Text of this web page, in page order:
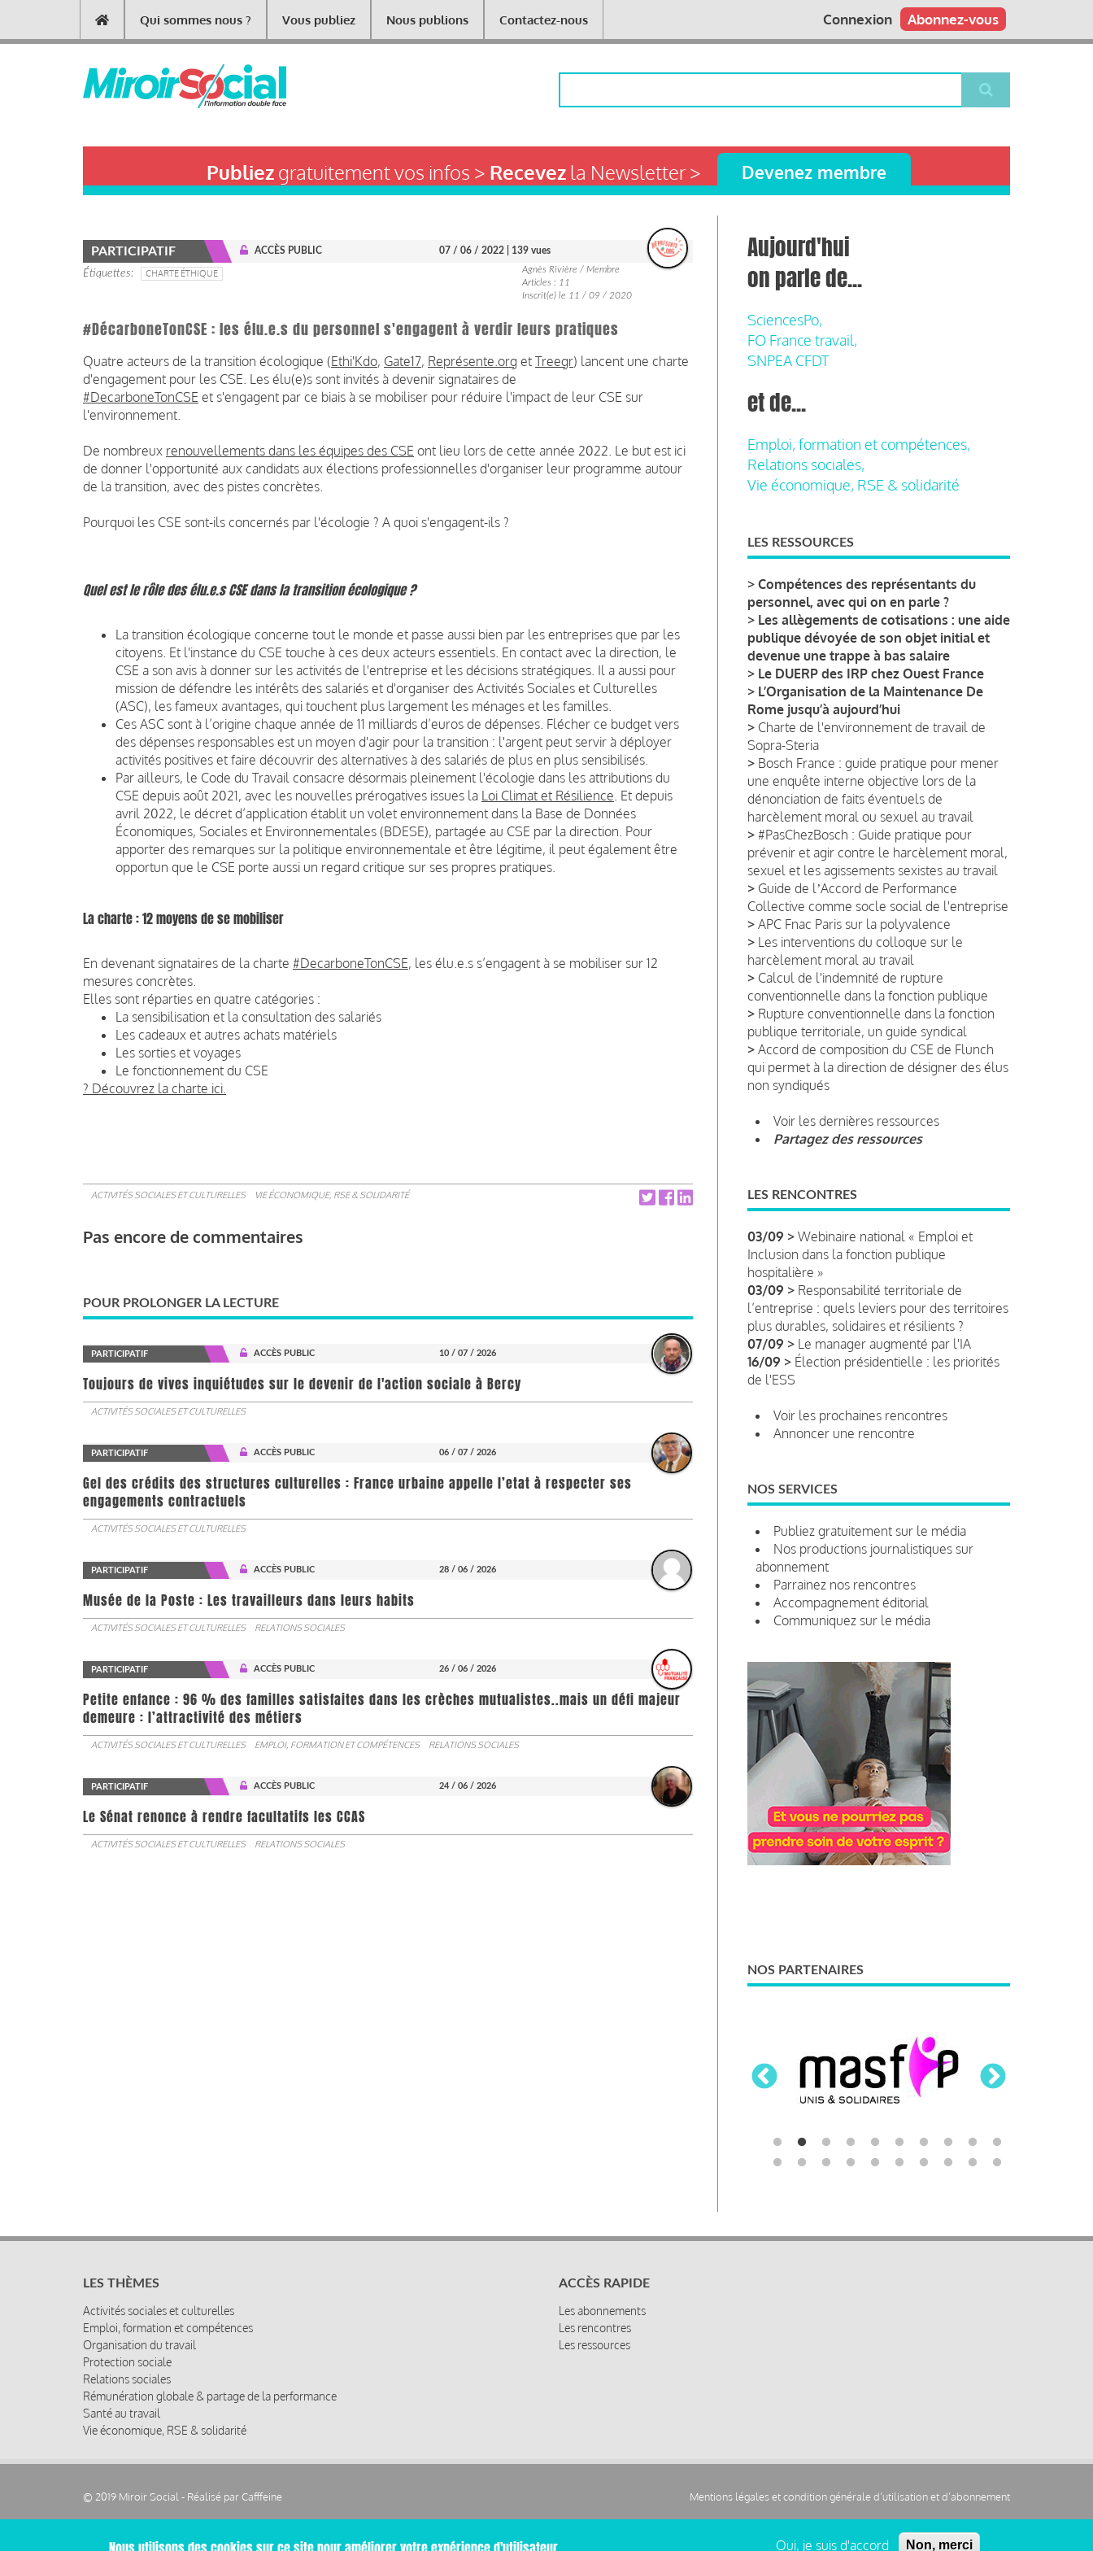
contenu
Main
navigation
Qui sommes nous ? Vous publiez Nous publions Contactez-nous Abonnez-vous
Connexion
Publiezgratuitement vos infos > Recevezla Newsletter > Devenez membre
PARTICIPATIF ACCÈS PUBLIC 07 / 06 / 2022 | 139 vues
Étiquettes CHARTE ÉTHIQUE
Agnès Rivière / Membre
Articles : 11
Inscrit(e) le 11 / 09 / 2020
#DécarboneTonCSE : les élu.e.s du personnel s'engagent à verdir leurs pratiques
Quatre acteurs de la transition écologique (Ethi'Kdo, Gate17, Représente.org et Treegr) lancent une charte
d'engagement pour les CSE. Les élu(e)s sont invités à devenir signataires de
#DecarboneTonCSE et s'engagent par ce biais à se mobiliser pour réduire l'impact de leur CSE sur
l'environnement.
De nombreux renouvellements dans les équipes des CSE ont lieu lors de cette année 2022. Le but est ici
de donner l'opportunité aux candidats aux élections professionnelles d'organiser leur programme autour
de la transition, avec des pistes concrètes.
Pourquoi les CSE sont-ils concernés par l'écologie ? A quoi s'engagent-ils ?
Quel est le rôle des élu.e.s CSE dans la transition écologique ?
La transition écologique concerne tout le monde et passe aussi bien par les entreprises que par les
citoyens. Et l'instance du CSE touche à ces deux acteurs essentiels. En contact avec la direction, le
CSE a son avis à donner sur les activités de l'entreprise et les décisions stratégiques. Il a aussi pour
mission de défendre les intérêts des salariés et d'organiser des Activités Sociales et Culturelles
(ASC), les fameux avantages, qui touchent plus largement les ménages et les familles.
Ces ASC sont à l’origine chaque année de 11 milliards d’euros de dépenses. Flécher ce budget vers
des dépenses responsables est un moyen d'agir pour la transition : l'argent peut servir à déployer
activités positives et faire découvrir des alternatives à des salariés de plus en plus sensibilisés.
Par ailleurs, le Code du Travail consacre désormais pleinement l'écologie dans les attributions du
CSE depuis août 2021, avec les nouvelles prérogatives issues la Loi Climat et Résilience . Et depuis
avril 2022, le décret d’application établit un volet environnement dans la Base de Données
Économiques, Sociales et Environnementales (BDESE), partagée au CSE par la direction. Pour
apporter des remarques sur la politique environnementale et être légitime, il peut également être
opportun que le CSE porte aussi un regard critique sur ses propres pratiques.
La charte : 12 moyens de se mobiliser
En devenant signataires de la charte #DecarboneTonCSE, les élu.e.s s’engagent à se mobiliser sur 12
mesures concrètes.
Elles sont réparties en quatre catégories :
La sensibilisation et la consultation des salariés
Les cadeaux et autres achats matériels
Les sorties et voyages
Le fonctionnement du CSE
? Découvrez la charte ici.
ACTIVITÉS SOCIALES ET CULTURELLES VIE ÉCONOMIQUE, RSE & SOLIDARITÉ
Pas encore de commentaires
POUR PROLONGER LA LECTURE
PARTICIPATIF ACCÈS PUBLIC 10 / 07 / 2026
Toujours de vives inquiétudes sur le devenir de l'action sociale à Bercy
ACTIVITÉS SOCIALES ET CULTURELLES
PARTICIPATIF ACCÈS PUBLIC 06 / 07 / 2026
Gel des crédits des structures culturelles : France urbaine appelle l’etat à respecter ses
engagements contractuels
ACTIVITÉS SOCIALES ET CULTURELLES
PARTICIPATIF ACCÈS PUBLIC 28 / 06 / 2026
Musée de la Poste : Les travailleurs dans leurs habits
ACTIVITÉS SOCIALES ET CULTURELLES RELATIONS SOCIALES
PARTICIPATIF ACCÈS PUBLIC 26 / 06 / 2026
Petite enfance : 96 % des familles satisfaites dans les crèches mutualistes..mais un défi majeur
demeure : l’attractivité des métiers
ACTIVITÉS SOCIALES ET CULTURELLES EMPLOI, FORMATION ET COMPÉTENCES RELATIONS SOCIALES
PARTICIPATIF ACCÈS PUBLIC 24 / 06 / 2026
Le Sénat renonce à rendre facultatifs les CCAS
ACTIVITÉS SOCIALES ET CULTURELLES RELATIONS SOCIALES
Aujourd'hui
on parle de...
SciencesPo,
FO France travail,
SNPEA CFDT
et de...
Emploi, formation et compétences,
Relations sociales,
Vie économique, RSE & solidarité
LES RESSOURCES
> Compétences des représentants du
personnel, avec qui on en parle ?
> Les allègements de cotisations : une aide
publique dévoyée de son objet initial et
devenue une trappe à bas salaire
> Le DUERP des IRP chez Ouest France
> L’Organisation de la Maintenance De
Rome jusqu’à aujourd’hui
> Charte de l'environnement de travail de
Sopra-Steria
> Bosch France : guide pratique pour mener
une enquête interne objective lors de la
dénonciation de faits éventuels de
harcèlement moral ou sexuel au travail
> #PasChezBosch : Guide pratique pour
prévenir et agir contre le harcèlement moral,
sexuel et les agissements sexistes au travail
> Guide de lʼAccord de Performance
Collective comme socle social de l'entreprise
> APC Fnac Paris sur la polyvalence
> Les interventions du colloque sur le
harcèlement moral au travail
> Calcul de l'indemnité de rupture
conventionnelle dans la fonction publique
> Rupture conventionnelle dans la fonction
publique territoriale, un guide syndical
> Accord de composition du CSE de Flunch
qui permet à la direction de désigner des élus
non syndiqués
Voir les dernières ressources
Partagez des ressources
LES RENCONTRES
03/09 > Webinaire national « Emploi et
Inclusion dans la fonction publique
hospitalière »
03/09 > Responsabilité territoriale de
l’entreprise : quels leviers pour des territoires
plus durables, solidaires et résilients ?
07/09 > Le manager augmenté par l'IA
16/09 > Élection présidentielle : les priorités
de l'ESS
Voir les prochaines rencontres
Annoncer une rencontre
NOS SERVICES
Publiez gratuitement sur le média
Nos productions journalistiques sur
abonnement
Parrainez nos rencontres
Accompagnement éditorial
Communiquez sur le média
NOS PARTENAIRES
LES THÈMES
Activités sociales et culturelles
Emploi, formation et compétences
Organisation du travail
Protection sociale
Relations sociales
Rémunération globale & partage de la performance
Santé au travail
Vie économique, RSE & solidarité
ACCÈS RAPIDE
Les abonnements
Les rencontres
Les ressources
© 2019 Miroir Social - Réalisé par Cafffeine
Pied
Mentions légales et condition générale d’utilisation et d’abonnement
Oui, je suis d'accord Non, merci